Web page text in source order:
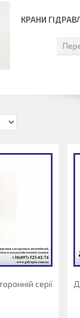
КРАНИ
серії